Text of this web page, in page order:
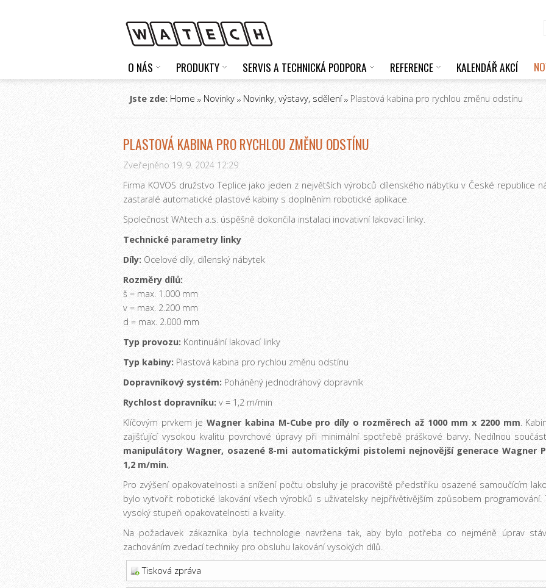
O NÁS PRODUKTY SERVIS A TECHNICKÁ PODPORA REFERENCE KALENDÁŘ AKCÍ
Jste zde: Home Novinky Novinky, výstavy, sdělení Plastová kabina pro rychlou změnu odstínu
PLASTOVÁ KABINA PRO RYCHLOU ZMĚNU ODSTÍNU
Zveřejněno 19. 9. 2024 12:29
Firma KOVOS družstvo Teplice jako jeden z největších výrobců dílenského nábytku v České republice
zastaralé automatické plastové kabiny s doplněním robotické aplikace.
Společnost WAtech a.s. úspěšně dokončila instalaci inovativní lakovací linky.
Technické parametry linky
Díly: Ocelové díly, dílenský nábytek
Rozměry dílů:
š = max. 1.000 mm
v = max. 2.200 mm
d = max. 2.000 mm
Typ provozu: Kontinuální lakovací linky
Typ kabiny: Plastová kabina pro rychlou změnu odstínu
Dopravníkový systém: Poháněný jednodráhový dopravník
Rychlost dopravníku: v = 1,2 m/min
Klíčovým prvkem je Wagner kabina M-Cube pro díly o rozměrech až 1000 mm x 2200 mm.
zajišťující vysokou kvalitu povrchové úpravy při minimální spotřebě práškové barvy. Nedílnou
manipulátory Wagner, osazené 8-mi automatickými pistolemi nejnovější generace Wagner
1,2 m/min.
Pro zvýšení opakovatelnosti a snížení počtu obsluhy je pracoviště předstřiku osazené samoučícím
bylo vytvořit robotické lakování všech výrobků s uživatelsky nejpřívětivějším způsobem programování.
vysoký stupeň opakovatelnosti a kvality.
Na požadavek zákazníka byla technologie navržena tak, aby bylo potřeba co nejméně úprav
zachováním zvedací techniky pro obsluhu lakování vysokých dílů.
Tisková zpráva